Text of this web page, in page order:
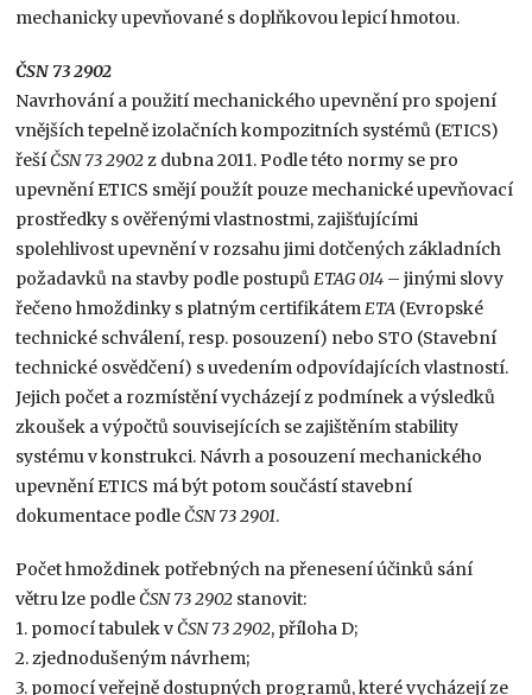
mechanicky upevňované s doplňkovou lepicí hmotou.
ČSN 73 2902
Navrhování a použití mechanického upevnění pro spojení
vnějších tepelně izolačních kompozitních systémů (ETICS)
řešíČSN 73 2902 z dubna 2011. Podle této normy se pro
upevnění ETICS smějí použít pouze mechanické upevňovací
prostředky s ověřenými vlastnostmi, zajišťujícími
spolehlivost upevnění v rozsahu jimi dotčených základních
požadavků na stavby podle postupů ETAG 014 – jinými slovy
řečeno hmoždinky s platným certifikátem ETA (Evropské
technické schválení, resp. posouzení) nebo STO (Stavební
technické osvědčení) s uvedením odpovídajících vlastností.
Jejich počet a rozmístění vycházejí z podmínek a výsledků
zkoušek a výpočtů souvisejících se zajištěním stability
systému v konstrukci. Návrh a posouzení mechanického
upevnění ETICS má být potom součástí stavební
dokumentace podleČSN 73 2901.
Počet hmoždinek potřebných na přenesení účinků sání
větru lze podleČSN 73 2902 stanovit:
1. pomocí tabulek vČSN 73 2902, příloha D;
2. zjednodušeným návrhem;
3. pomocí veřejně dostupných programů, které vycházejí ze